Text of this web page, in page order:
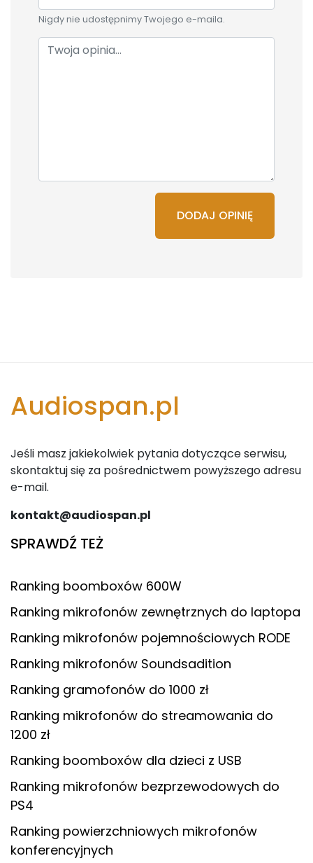
Nigdy nie udostępnimy Twojego e-maila.
DODAJ OPINIĘ
Audiospan.pl
Jeśli masz jakiekolwiek pytania dotyczące serwisu,
skontaktuj się za pośrednictwem powyższego adresu
e-mail.
kontakt@audiospan.pl
SPRAWDŹ TEŻ
Ranking boomboxów 600W
Ranking mikrofonów zewnętrznych do laptopa
Ranking mikrofonów pojemnościowych RODE
Ranking mikrofonów Soundsadition
Ranking gramofonów do 1000 zł
Ranking mikrofonów do streamowania do
1200 zł
Ranking boomboxów dla dzieci z USB
Ranking mikrofonów bezprzewodowych do
PS4
Ranking powierzchniowych mikrofonów
konferencyjnych